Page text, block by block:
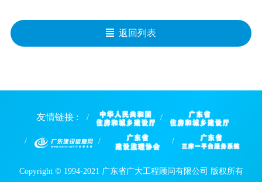
返回列表
友情链接 :
Copyright © 1994-2021 广东省广大工程顾问有限公司 版权所有